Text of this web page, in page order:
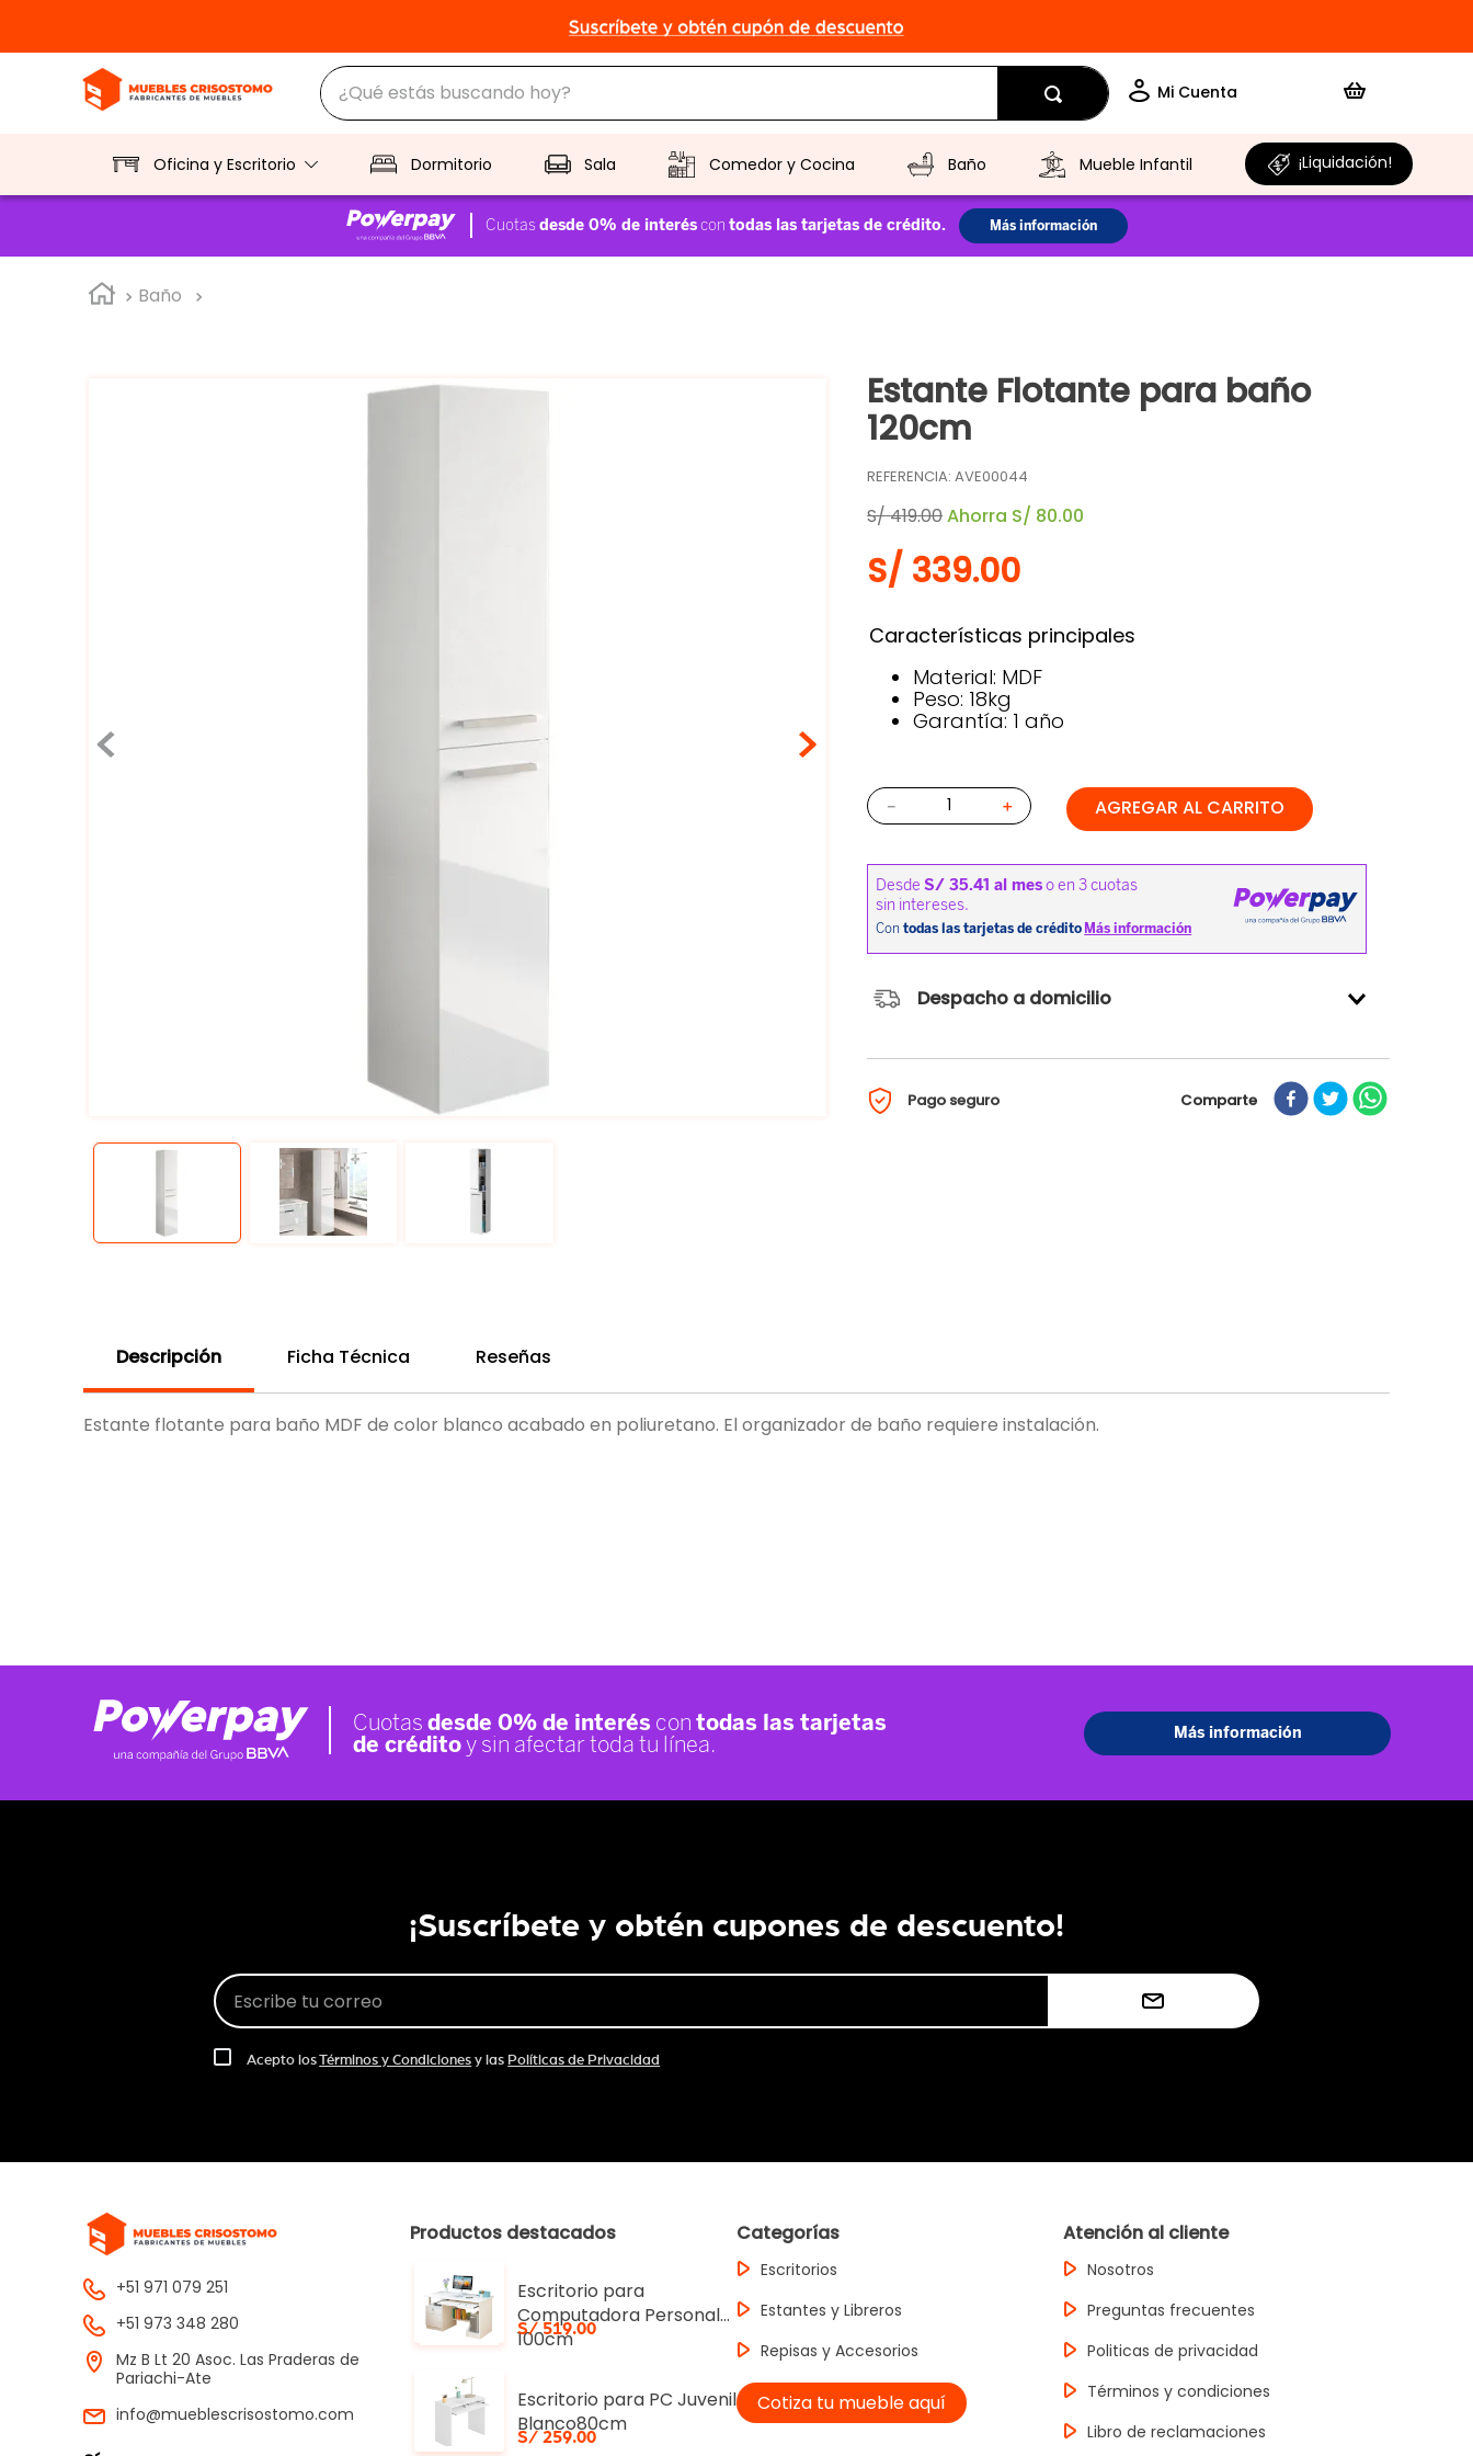
¿Qué estás buscando hoy?
Oficina y Escritorio Dormitorio Sala Comedor y Cocina Baño Mueble Infantil ¡Liquidación!
Baño
Estante Flotante para baño
120cm
REFERENCIA:AVE00044
S/419.00Ahorra S/ 80.00
S/ 339.00
Características principales
Material: MDF
Peso: 18kg
Garantía: 1 año
＋
－ AGREGAR AL CARRITO
Despacho a domicilio
Pago seguro Comparte
Descripción Ficha Técnica Reseñas
Estante flotante para baño MDF de color blanco acabado en poliuretano. El organizador de baño requiere instalación.
¡Suscríbete y obtén cupones de descuento!
Acepto losTérminos y Condiciones y las Políticas de Privacidad
+51 971 079 251
+51 973 348 280
Mz B Lt 20 Asoc. Las Praderas de
Pariachi-Ate
info@mueblescrisostomo.com
Productos destacados
S/ 519.00
Escritorio para
Computadora Personal
100cm
S/ 259.00
Escritorio para PC Juvenil
Blanco80cm
Categorías
Escritorios
Estantes y Libreros
Repisas y Accesorios
Cotiza tu mueble aquí
Atención al cliente
Nosotros
Preguntas frecuentes
Politicas de privacidad
Términos y condiciones
Libro de reclamaciones
TÉRMINOS MÁS BUSCADOS
escritorio
vitrina